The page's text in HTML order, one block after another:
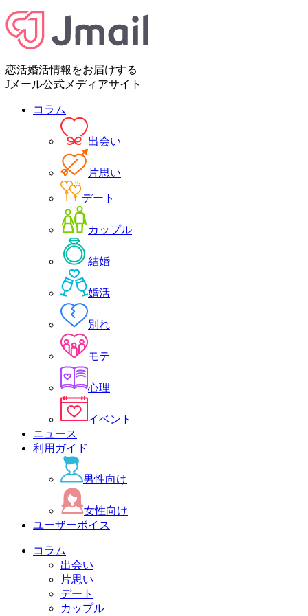
恋活婚活情報をお届けする
Jメール公式メディアサイト
コラム
出会い
片思い
デート
カップル
結婚
婚活
別れ
モテ
心理
イベント
ニュース
利用ガイド
男性向け
女性向け
ユーザーボイス
コラム
出会い
片思い
デート
カップル